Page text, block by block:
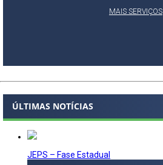
MAIS SERVIÇOS
ÚLTIMAS NOTÍCIAS
JEPS – Fase Estadual